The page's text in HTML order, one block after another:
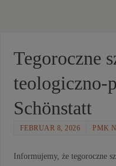
Tegoroczne
teologiczno-
Schönstatt
FEBRUAR 8, 2026 PMK
Informujemy, że tegoroczne